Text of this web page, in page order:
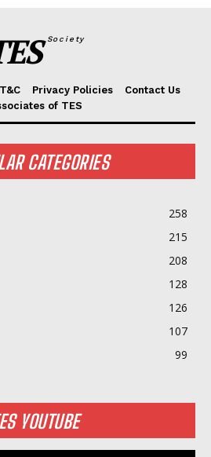
Society
T&C Privacy Policies
Contact Us
of TES
CATEGORIES
258
215
208
128
126
107
99
YOUTUBE